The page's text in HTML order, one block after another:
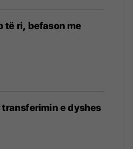
të ri, befason me
e dyshes